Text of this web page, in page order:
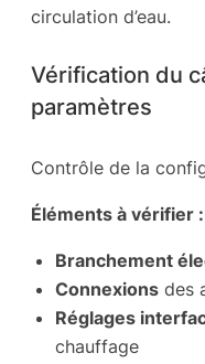
circulation d’eau.
Vérification du
paramètres
Contrôle de la
Éléments à vérifier :
Branchement
Connexions des
Réglages
chauffage